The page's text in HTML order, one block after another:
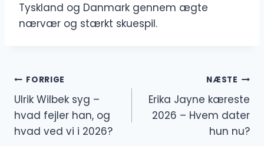
Tyskland og Danmark gennem ægte
nærvær og stærkt skuespil.
Indlægsnavigation
FORRIGE
Ulrik Wilbek syg –
hvad fejler han, og
hvad ved vi i 2026?
NÆSTE
Erika Jayne kæreste
2026 – Hvem dater
hun nu?